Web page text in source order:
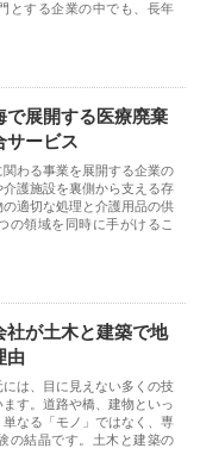
とする企業の中でも、長年
で展開する医療廃棄
サービス
わる事業を展開する企業の
護施設を裏側から支える存
適切な処理と介護用品の供
の領域を同時に手がけるこ
社が土木と建築で地
由
は、目に見えない多くの技
す。道路や橋、建物といっ
なる「モノ」ではなく、専
の結晶です。土木と建築の